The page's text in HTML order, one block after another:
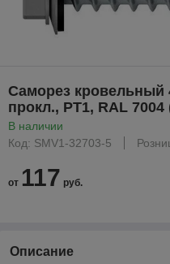
Саморез кровельный
прокл., PT1, RAL 7004
В наличии
Код: SMV1-32703-5
от 117 руб.
Описание